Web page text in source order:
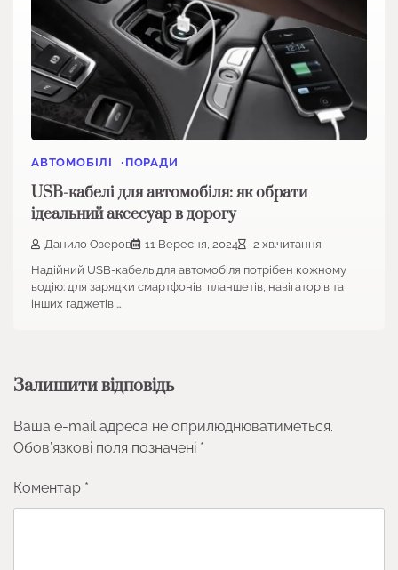
АВТОМОБІЛІ ПОРАДИ
USB-кабелі для автомобіля: як обрати
ідеальний аксесуар в дорогу
Данило Озеров 11 Вересня, 2024
2 хв.читання
Надійний USB-кабель для автомобіля потрібен кожному
водію: для зарядки смартфонів, планшетів, навігаторів та
інших гаджетів,…
Залишити відповідь
Ваша e-mail адреса не оприлюднюватиметься.
Обов’язкові поля позначені *
Коментар *